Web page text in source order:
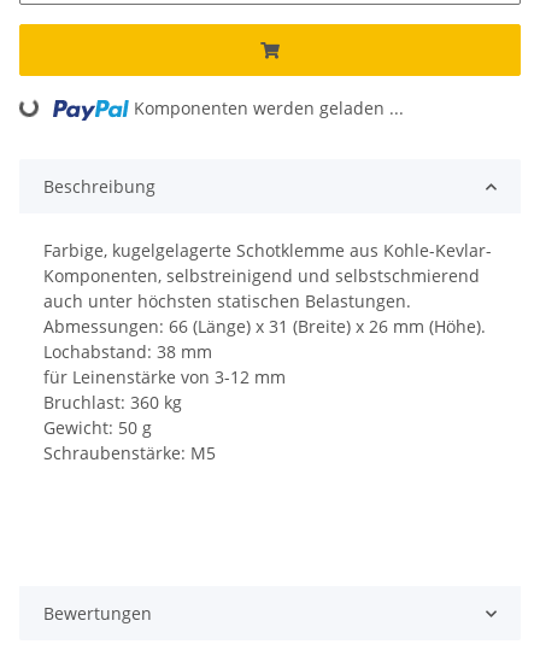
Loading... Komponenten werden geladen ...
Beschreibung
Farbige, kugelgelagerte Schotklemme aus Kohle-Kevlar-
Komponenten, selbstreinigend und selbstschmierend
auch unter höchsten statischen Belastungen.
Abmessungen: 66 (Länge) x 31 (Breite) x 26 mm (Höhe).
Lochabstand: 38 mm
für Leinenstärke von 3-12 mm
Bruchlast: 360 kg
Gewicht: 50 g
Schraubenstärke: M5
Bewertungen